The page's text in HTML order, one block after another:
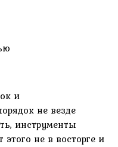
и
не везде
инструменты
этого не в восторге и